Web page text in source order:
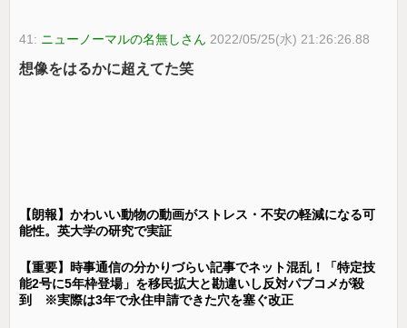
41: ニューノーマルの名無しさん 2022/05/25(水) 21:26:26.88
想像をはるかに超えてた笑
【朗報】かわいい動物の動画がストレス・不安の軽減になる可
能性。英大学の研究で実証
【重要】時事通信の分かりづらい記事でネット混乱！「特定技
能2号に5年枠登場」を移民拡大と勘違いし反対パブコメが殺
到 ※実際は3年で永住申請できた穴を塞ぐ改正